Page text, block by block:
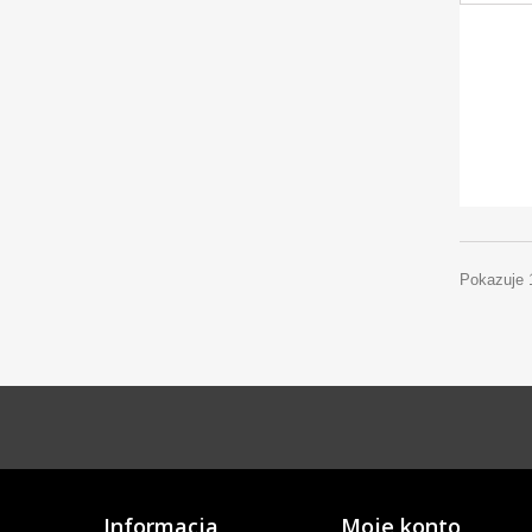
Pokazuje
Informacja Moje konto